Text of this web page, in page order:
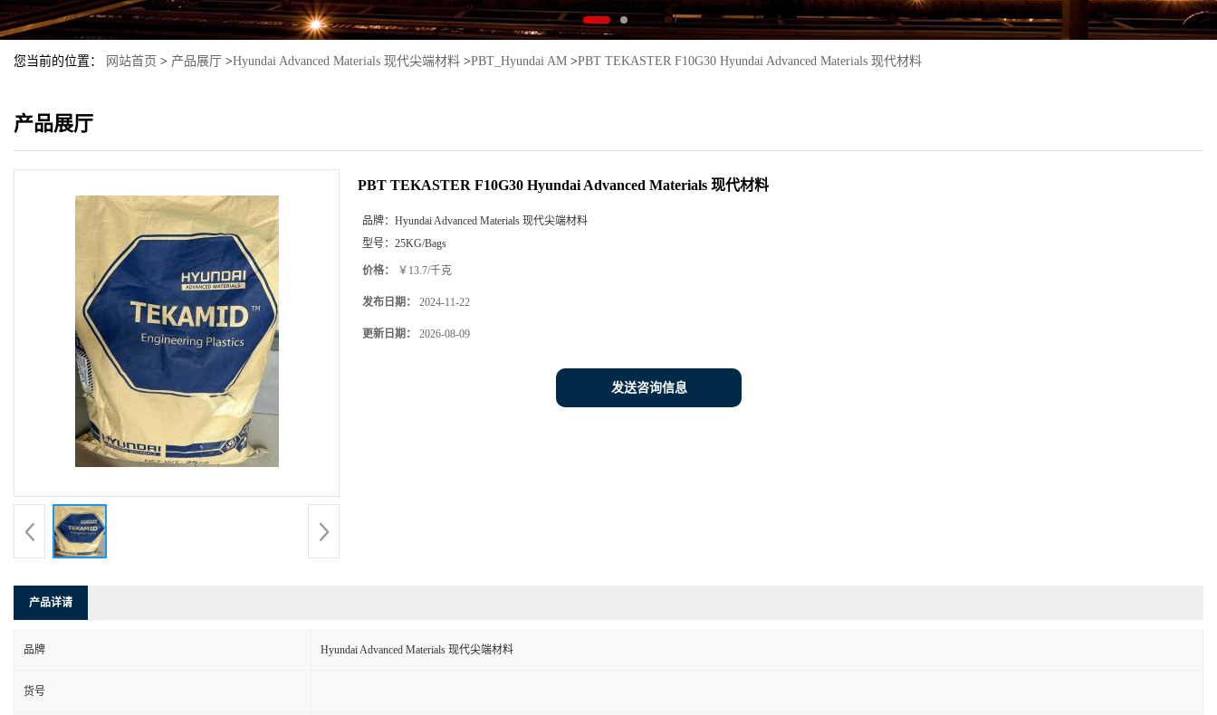
您当前的位置： 网站首页 > 产品展厅 >Hyundai Advanced Materials 现代尖端材料 >PBT_Hyundai AM >PBT TEKASTER F10G30 Hyundai Advanced Materials 现代材料
产品展厅
PBT TEKASTER F10G30 Hyundai Advanced Materials 现代材料
品牌： Hyundai Advanced Materials 现代尖端材料
型号： 25KG/Bags
价格： ￥13.7/千克
发布日期： 2024-11-22
更新日期： 2026-08-09
发送咨询信息
产品详请
品牌 Hyundai Advanced Materials 现代尖端材料
货号